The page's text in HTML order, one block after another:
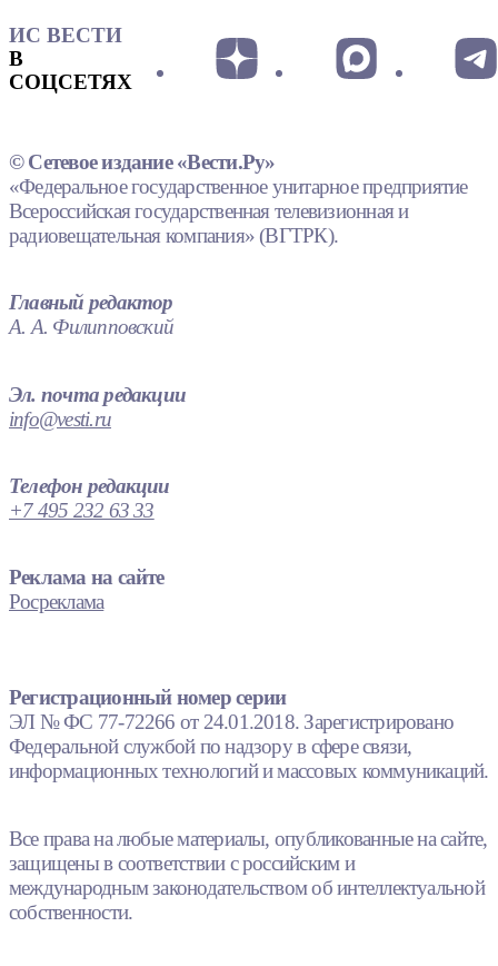
ИС ВЕСТИ
В
СОЦСЕТЯХ
© Сетевое издание «Вести.Ру»
«Федеральное государственное унитарное предприятие
Всероссийская государственная телевизионная и
радиовещательная компания» (ВГТРК).
Главный редактор
А. А. Филипповский
Эл. почта редакции
info@vesti.ru
Телефон редакции
+7 495 232 63 33
Реклама на сайте
Росреклама
Регистрационный номер серии
ЭЛ № ФС 77-72266 от 24.01.2018. Зарегистрировано
Федеральной службой по надзору в сфере связи,
информационных технологий и массовых коммуникаций.
Все права на любые материалы, опубликованные на сайте,
защищены в соответствии с российским и
международным законодательством об интеллектуальной
собственности.